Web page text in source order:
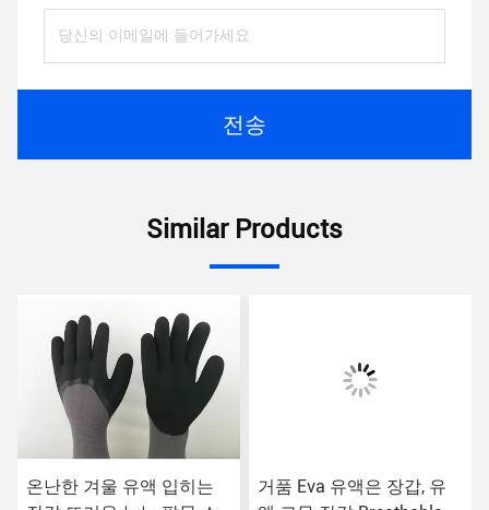
전송
Similar Products
온난한 겨울 유액 입히는
거품 Eva 유액은 장갑, 유